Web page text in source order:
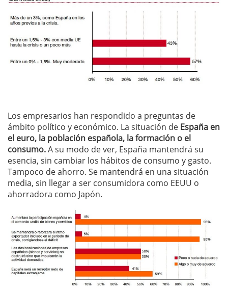
Los empresarios han respondido a preguntas de
ámbito político y económico. La situación de España en
el euro, la población española, la formación o el
consumo.A su modo de ver, España mantendrá su
esencia, sin cambiar los hábitos de consumo y gasto.
Tampoco de ahorro. Se mantendrá en una situación
media, sin llegar a ser consumidora como EEUU o
ahorradora como Japón.